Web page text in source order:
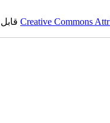
Creative Commons